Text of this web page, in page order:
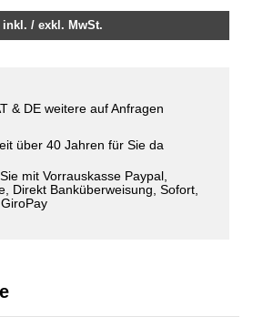
inkl. / exkl. MwSt.
& DE weitere auf Anfragen
über 40 Jahren für Sie da
mit Vorrauskasse Paypal,
Direkt Banküberweisung, Sofort,